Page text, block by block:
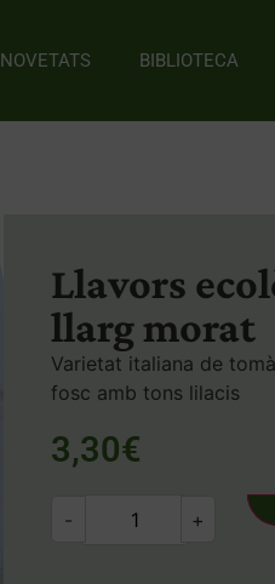
NOVETATS BIBLIOTECA
Llavors
llarg morat
Varietat italiana de
fosc amb tons lilacis
3,30€
- +